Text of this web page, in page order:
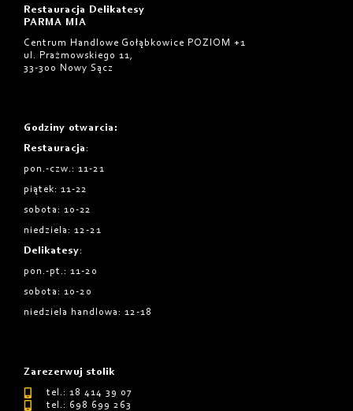
Restauracja Delikatesy
PARMA MIA
Centrum Handlowe Gołąbkowice POZIOM +1
ul. Prażmowskiego 11,
33-300 Nowy Sącz
Godziny otwarcia :
Restauracja :
pon.-czw.: 11-21
piątek: 11-22
sobota: 10-22
niedziela: 12-21
Delikatesy:
pon.-pt.: 11-20
sobota: 10-20
niedziela handlowa: 12-18
Zarezerwuj stolik
tel.: 18 414 39 07
tel.: 698 699 263